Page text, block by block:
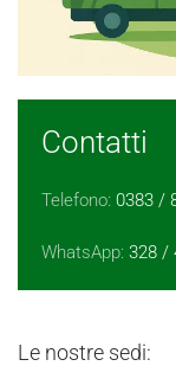
Contatti
Telefono: 0383 /
WhatsApp: 328 /
Le nostre sedi: